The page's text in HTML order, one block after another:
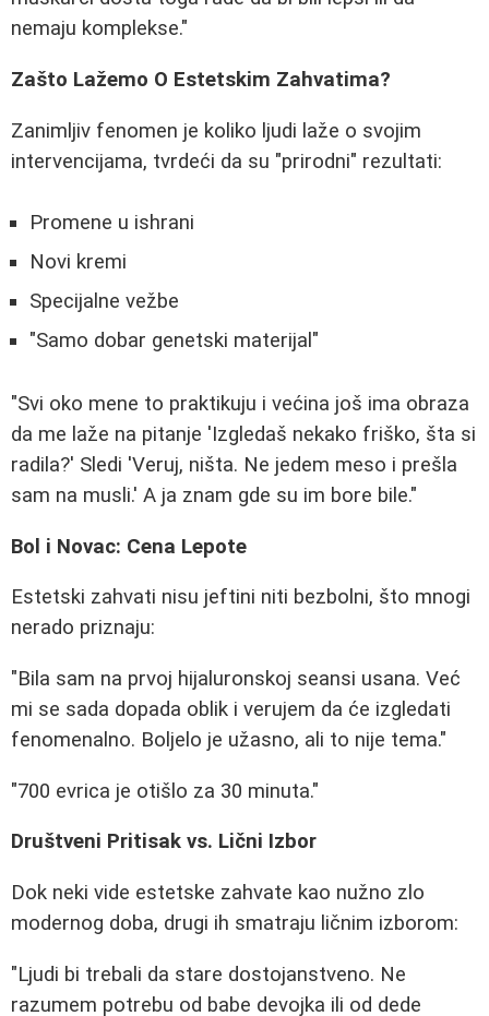
nemaju komplekse."
Zašto Lažemo O Estetskim Zahvatima?
Zanimljiv fenomen je koliko ljudi laže o svojim
intervencijama, tvrdeći da su "prirodni" rezultati:
Promene u ishrani
Novi kremi
Specijalne vežbe
"Samo dobar genetski materijal"
"Svi oko mene to praktikuju i većina još ima obraza
da me laže na pitanje 'Izgledaš nekako friško, šta si
radila?' Sledi 'Veruj, ništa. Ne jedem meso i prešla
sam na musli.' A ja znam gde su im bore bile."
Bol i Novac: Cena Lepote
Estetski zahvati nisu jeftini niti bezbolni, što mnogi
nerado priznaju:
"Bila sam na prvoj hijaluronskoj seansi usana. Već
mi se sada dopada oblik i verujem da će izgledati
fenomenalno. Boljelo je užasno, ali to nije tema."
"700 evrica je otišlo za 30 minuta."
Društveni Pritisak vs. Lični Izbor
Dok neki vide estetske zahvate kao nužno zlo
modernog doba, drugi ih smatraju ličnim izborom:
"Ljudi bi trebali da stare dostojanstveno. Ne
razumem potrebu od babe devojka ili od dede